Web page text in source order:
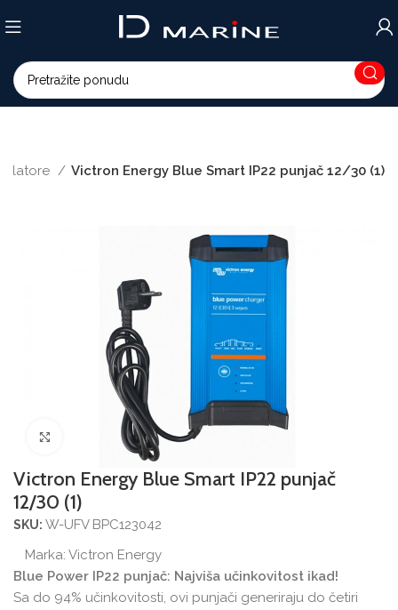
Victron Energy Blue Smart IP22 punjač 12/30 (1)
Povećajte sliku
Victron Energy Blue Smart IP22 punjač
12/30 (1)
SKU:W-UFV BPC123042
Marka:Victron Energy
Blue Power IP22 punjač: Najviša učinkovitost ikad!
Sa do 94% učinkovitosti, ovi punjači generiraju do četiri